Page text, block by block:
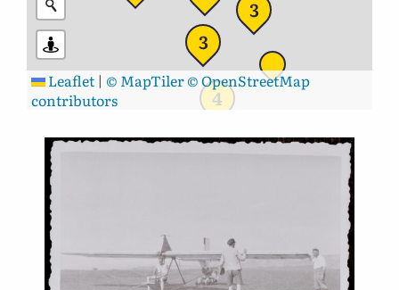
3
4
3
Leaflet | © MapTiler© OpenStreetMap
contributors